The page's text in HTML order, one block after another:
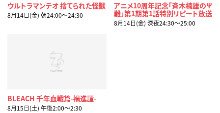
ウルトラマンテオ 捨てられた怪獣
8月14日(金) 朝24:00〜24:30
アニメ10周年記念「斉木楠雄のΨ
難」第1期第1話特別リピート放送
8月14日(金) 深夜24:30〜25:00
BLEACH 千年血戦篇-禍進譚-
8月15日(土) 午後2:00〜2:30